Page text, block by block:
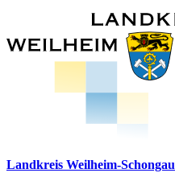
Landkreis Weilheim-Schongau